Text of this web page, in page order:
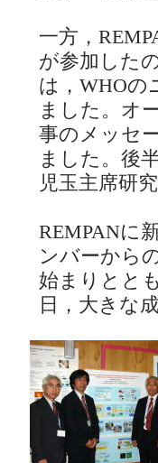
一方，
が参加した
は，WHOの
ました。オ
事のメッセ
ました。後
児玉主席研
REMPANに
ンバーから
始まりとと
日，大きな